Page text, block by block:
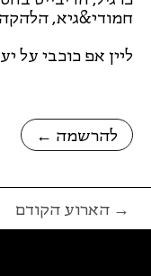
חמודי&גיא,
ליין אפ כוכבי על
← להרשמה
הארוע הקודם →